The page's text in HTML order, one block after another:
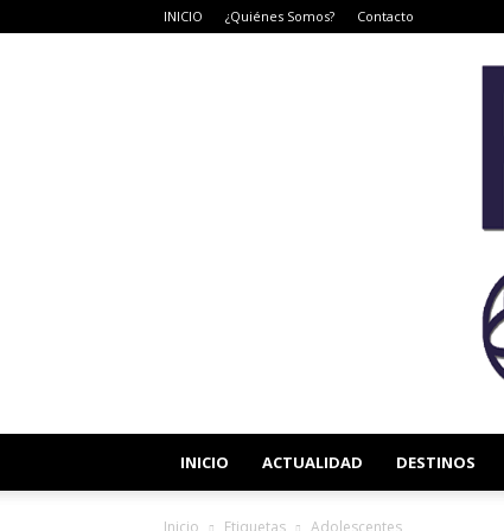
INICIO ¿Quiénes Somos? Contacto
INICIO ACTUALIDAD DESTINOS
Inicio Etiquetas Adolescentes